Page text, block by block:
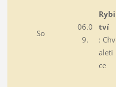
So
06.0
9.
Rybi
tví
: Chv
aleti
ce